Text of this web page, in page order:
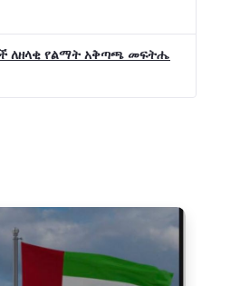
ለዘላቂ የልማት አቅጣጫ መፍትሔ ጠቋሚ